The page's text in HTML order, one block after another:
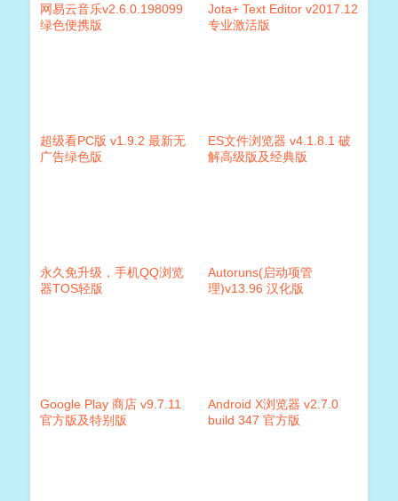
网易云音乐v2.6.0.198099
绿色便携版
Jota+ Text Editor v2017.12
专业激活版
超级看PC版 v1.9.2 最新无
广告绿色版
ES文件浏览器 v4.1.8.1 破
解高级版及经典版
永久免升级，手机QQ浏览
器TOS轻版
Autoruns(启动项管
理)v13.96 汉化版
Google Play 商店 v9.7.11
官方版及特别版
Android X浏览器 v2.7.0
build 347 官方版